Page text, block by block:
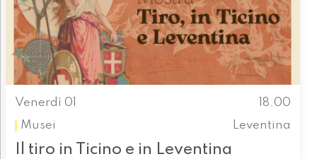
Venerdì 01
18.00
Musei
Leventina
Il tiro in Ticino e in Leventina